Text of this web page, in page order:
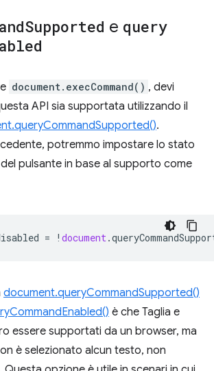
Supported e query
document.execCommand() , devi
API sia supportata utilizzando il
.
potremmo impostare lo stato
pulsante in base al supporto come
= ! document.
document.queryCommandSupported()
è che Taglia e
essere supportati da un browser, ma
è selezionato alcun testo, non